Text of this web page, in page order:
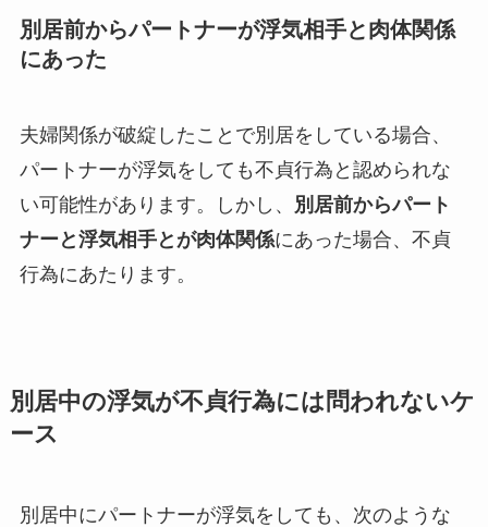
別居前からパートナーが浮気相手と肉体関係
にあった
夫婦関係が破綻したことで別居をしている場合、
パートナーが浮気をしても不貞行為と認められな
い可能性があります。しかし、
別居前からパート
ナーと浮気相手とが肉体関係にあった場合、不貞
行為にあたります。
別居中の浮気が不貞行為には問われないケ
ース
別居中にパートナーが浮気をしても、次のような